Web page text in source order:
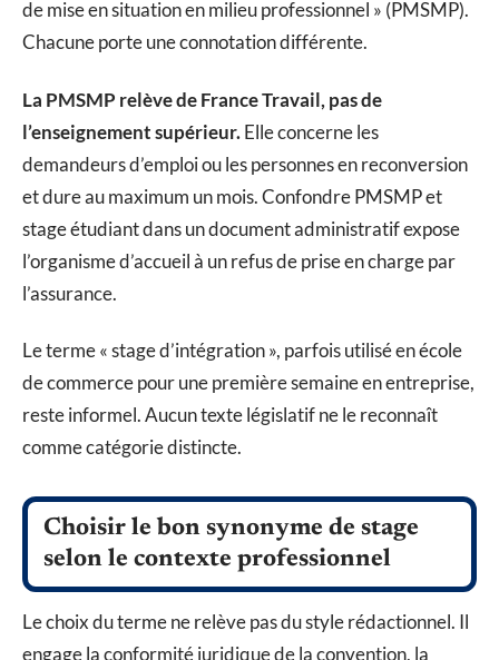
de mise en situation en milieu professionnel » (PMSMP).
Chacune porte une connotation différente.
La PMSMP relève de France Travail, pas de
l’enseignement supérieur.Elle concerne les
demandeurs d’emploi ou les personnes en reconversion
et dure au maximum un mois. Confondre PMSMP et
stage étudiant dans un document administratif expose
l’organisme d’accueil à un refus de prise en charge par
l’assurance.
Le terme « stage d’intégration », parfois utilisé en école
de commerce pour une première semaine en entreprise,
reste informel. Aucun texte législatif ne le reconnaît
comme catégorie distincte.
Choisir le bon synonyme de stage
selon le contexte professionnel
Le choix du terme ne relève pas du style rédactionnel. Il
engage la conformité juridique de la convention, la